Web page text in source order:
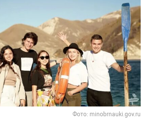
Фото: minobrnauki.gov.ru